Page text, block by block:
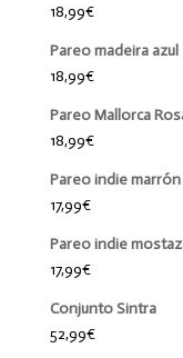
18,99€
Pareo madeira azul
18,99€
Pareo Mallorca
18,99€
Pareo indie marrón
17,99€
Pareo indie
17,99€
Conjunto Sintra
52,99€